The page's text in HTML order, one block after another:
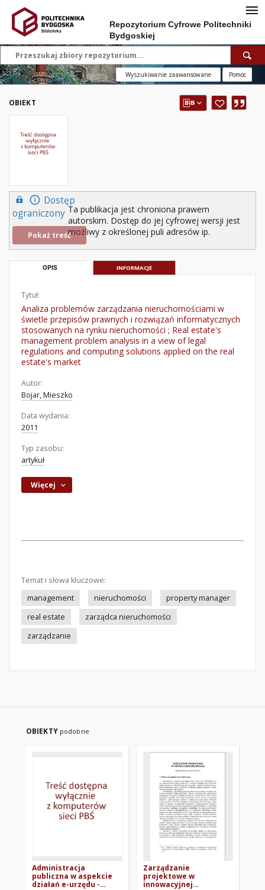
Repozytorium Cyfrowe Politechniki
Bydgoskiej
Wyszukiwanie zaawansowane Pomoc
OBIEKT
Dostęp
ograniczony
Pokaż treść
Ta publikacja jest chroniona prawem
autorskim. Dostęp do jej cyfrowej wersji jest
możliwy z określonej puli adresów ip.
OPIS INFORMACJE
Tytuł:
Analiza problemów zarządzania nieruchomościami w
świetle przepisów prawnych i rozwiązań informatycznych
stosowanych na rynku nieruchomości ; Real estate's
management problem analysis in a view of legal
regulations and computing solutions applied on the real
estate's market
Autor:
Bojar, Mieszko
Data wydania:
2011
Typ zasobu:
artykuł
Więcej
Temat i słowa kluczowe:
management
nieruchomości
property manager
real estate
zarządca nieruchomości
zarządzanie
OBIEKTY podobne
Administracja
publiczna w aspekcie
działań e-urzędu -
Zarządzanie
projektowe w
innowacyjnej